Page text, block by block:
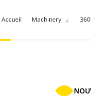
Accueil Machinery